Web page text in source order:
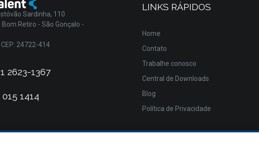
Sardinha, 110
Retiro - São Gonçalo -
24722-414
2623-1367
1414
LINKS RÁPIDOS
Home
Contato
Trabalhe conosco
Central de Downloads
Blog
Política de Privacidade